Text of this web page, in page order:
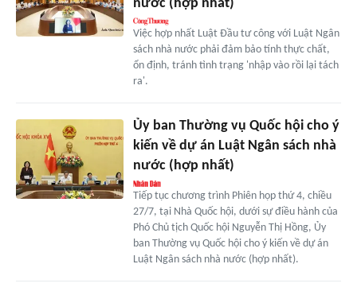
nước (hợp nhất)
Việc hợp nhất Luật Đầu tư công với Luật Ngân
sách nhà nước phải đảm bảo tính thực chất,
ổn định, tránh tình trạng 'nhập vào rồi lại tách
ra'.
Ủy ban Thường vụ Quốc hội cho ý
kiến về dự án Luật Ngân sách nhà
nước (hợp nhất)
Tiếp tục chương trình Phiên họp thứ 4, chiều
27/7, tại Nhà Quốc hội, dưới sự điều hành của
Phó Chủ tịch Quốc hội Nguyễn Thị Hồng, Ủy
ban Thường vụ Quốc hội cho ý kiến về dự án
Luật Ngân sách nhà nước (hợp nhất).